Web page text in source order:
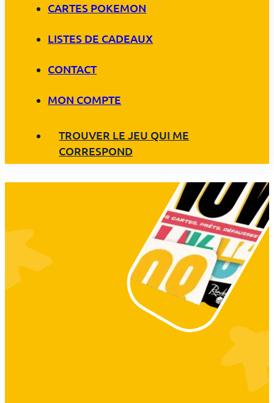
CARTES POKEMON
LISTES DE CADEAUX
CONTACT
MON COMPTE
TROUVER LE JEU QUI ME
CORRESPOND